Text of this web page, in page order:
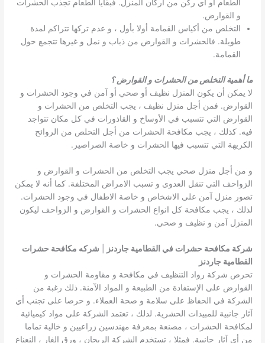
الطعام أو أي ركن من أركان المنزل. فبقايا الطعام تجذب الحشرات
و القوارض.
التخلص من أكياس القمامة أولا بأول ، و عدم تركها تتراكم لمدة
طويلة. فالحشرات و القوارض من ذباب و نمل و غيرها تتجمع حول
القمامة.
ما أهمية التخلص من الحشرات و القوارض ؟
لا يمكن أن يكون المنزل نظيف أو صحي أو آمن في وجود الحشرات و
القوارض. فمن أجل منزل نظيف ، يجب التخلص من الحشرات و
القوارض التي تتسبب في الأوساخ و القاذورات في كل مكان تتواجد
فيه. كذلك ، يجب مكافحة الحشرات من أجل التحلص من الروائح
الكريهة التي تتسبب فيها الحشرات و خاصة الصراصير.
و من أجل منزل صحي يجب التخلص من الحشرات و القوارض و
الزواحف التي تنقل العدوى و تسبب الامراض المختلفة. كما أنه لا يمكن
تصور منزل آمن على الاشخاص و خاصة الاطفال في وجود الحشرات.
لذلك ، يجب مكافحة كل انواع الحشرات و القوارض و الزواحف ليكون
المنزل آمن و نظيف و صحي.
شركة مكافحة حشرات في القطامية جاردنز
شركه مكافحة حشرات
القطامية جاردنز
تحرص شركة رواد التنظيف في مكافحة و مقاومة الحشرات و
القوارض على الإستفادة من الطبيعة و المواد الآمنة. ذلك رغبة من
الشركة في الحفاظ على سلامة و صحة العملاء. و حرصا على تجنب أي
آثار جانبية للمبيدات الحشرية. لذلك ، تعتمد الشركة على مواد كيميائية
لمكافحة الحشرات ، مصنعة بمعرفة مهندسين زراعيين و خالية تماما
من أي آثار جانبية. فمثلا ، تستخدم الشركة الريحان ، ورق الغار ، النعناع